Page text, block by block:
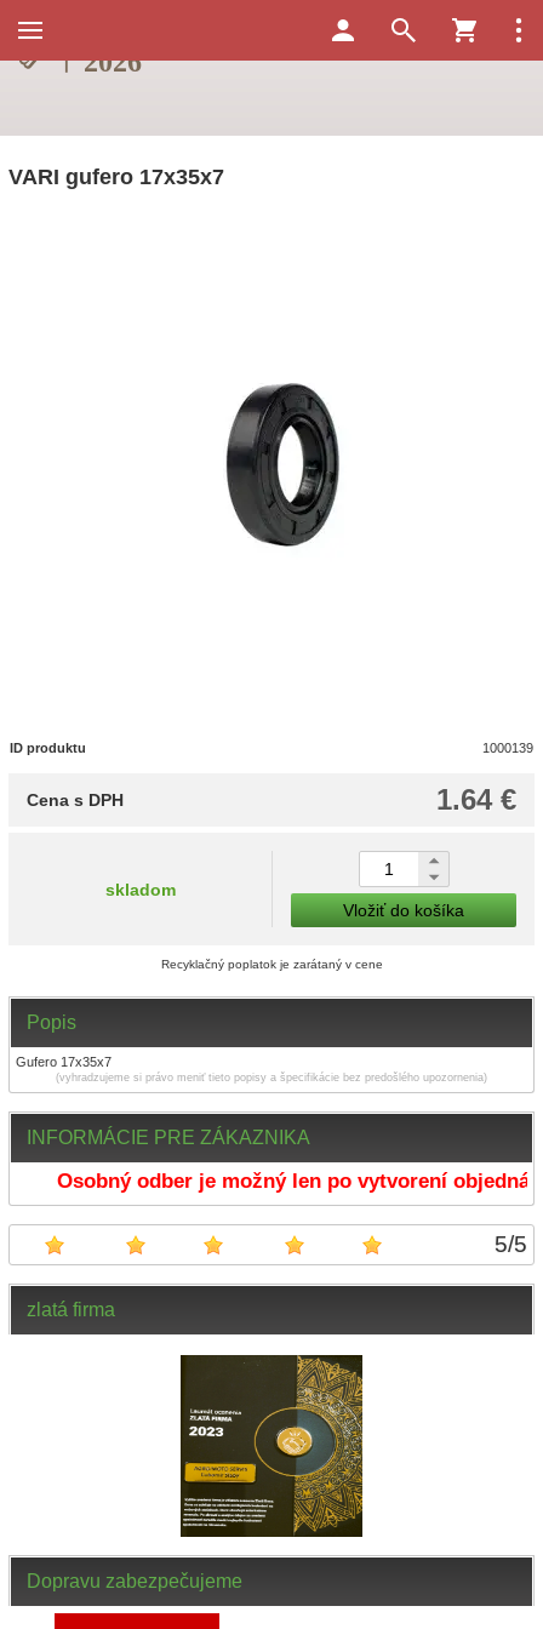
INFORMÁCIE PRE ZÁKAZNIKA
Osobný odber je možný len po vytvorení
5/5
zlatá firma
Dopravu zabezpečujeme
VARI gufero 17x35x7
ID produktu 1000139
1.64 €
Cena s DPH
skladom
Vložiť do košíka
Recyklačný poplatok je zarátaný v cene
Popis
Gufero 17x35x7
(vyhradzujeme si právo meniť tieto popisy a špecifikácie bez predošlého upozornenia)